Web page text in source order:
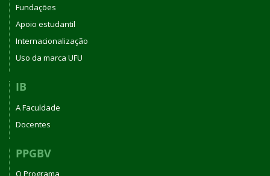
Fundações
Apoio estudantil
Internacionalização
Uso da marca UFU
IB
A Faculdade
Docentes
PPGBV
O Programa